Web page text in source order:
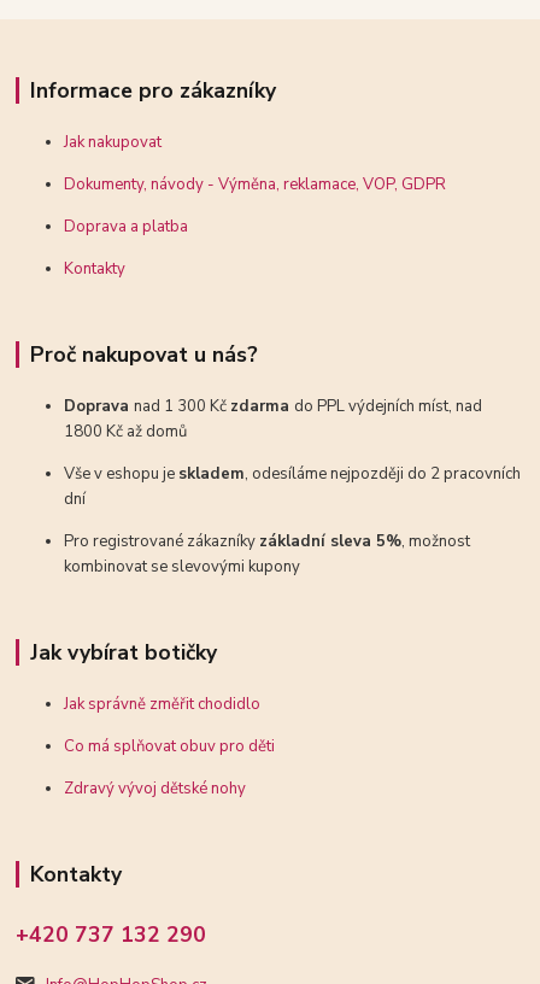
Informace pro zákazníky
Jak nakupovat
Dokumenty, návody - Výměna, reklamace, VOP, GDPR
Doprava a platba
Kontakty
Proč nakupovat u nás?
Dopravanad 1 300 Kč zdarma do PPL výdejních míst, nad
1800 Kč až domů
Vše v eshopu je skladem, odesíláme nejpozději do 2 pracovních
dní
Pro registrované zákazníky základní sleva 5%, možnost
kombinovat se slevovými kupony
Jak vybírat botičky
Jak správně změřit chodidlo
Co má splňovat obuv pro děti
Zdravý vývoj dětské nohy
Kontakty
+420 737 132 290